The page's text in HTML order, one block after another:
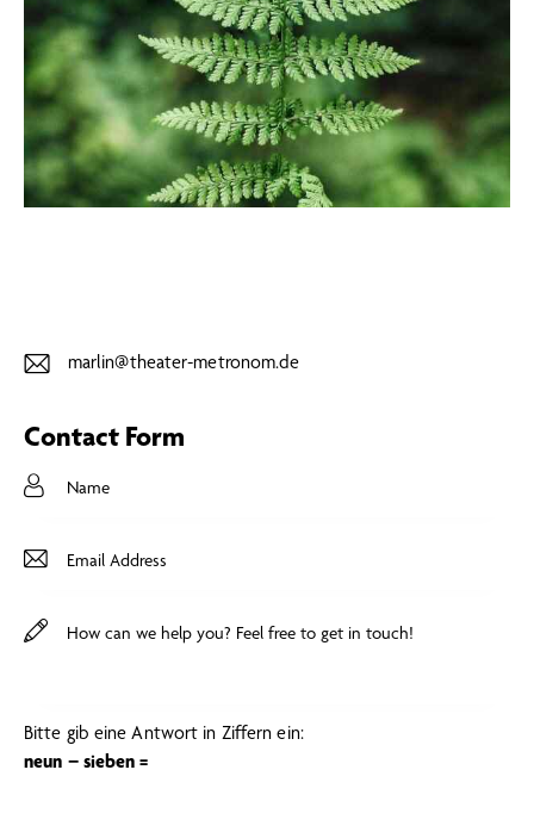
ma
il:
marlin@theater-metronom.de
Contact Form
Bitte gib eine Antwort in Ziffern ein:
neun − sieben =